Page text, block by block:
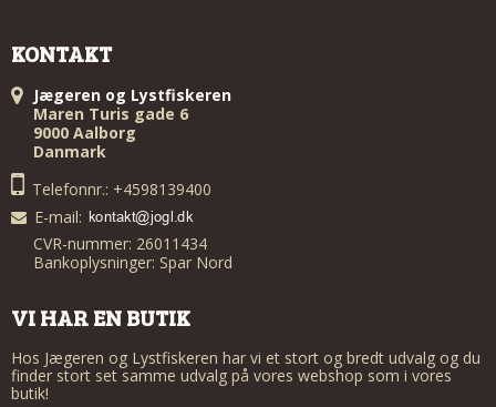
KONTAKT
Jægeren og Lystfiskeren
Maren Turis gade 6
9000 Aalborg
Danmark
Telefonnr.: +4598139400
E-mail:
CVR-nummer: 26011434
Bankoplysninger: Spar Nord
VI HAR EN BUTIK
Hos Jægeren og Lystfiskeren har vi et stort og bredt udvalg og du
finder stort set samme udvalg på vores webshop som i vores
butik!